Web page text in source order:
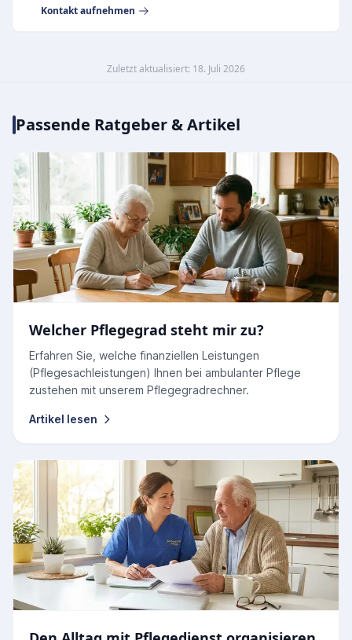
Kontakt aufnehmen
Zuletzt aktualisiert: 18. Juli 2026
Passende Ratgeber & Artikel
Welcher Pflegegrad steht mir zu?
Erfahren Sie, welche finanziellen Leistungen
(Pflegesachleistungen) Ihnen bei ambulanter Pflege
zustehen mit unserem Pflegegradrechner.
Artikel lesen